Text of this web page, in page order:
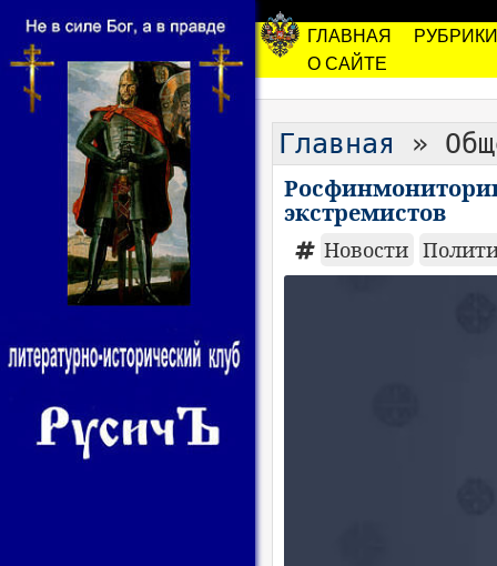
ГЛАВНАЯ
РУБРИКИ
О САЙТЕ
Главная »
экстремистов
Новости